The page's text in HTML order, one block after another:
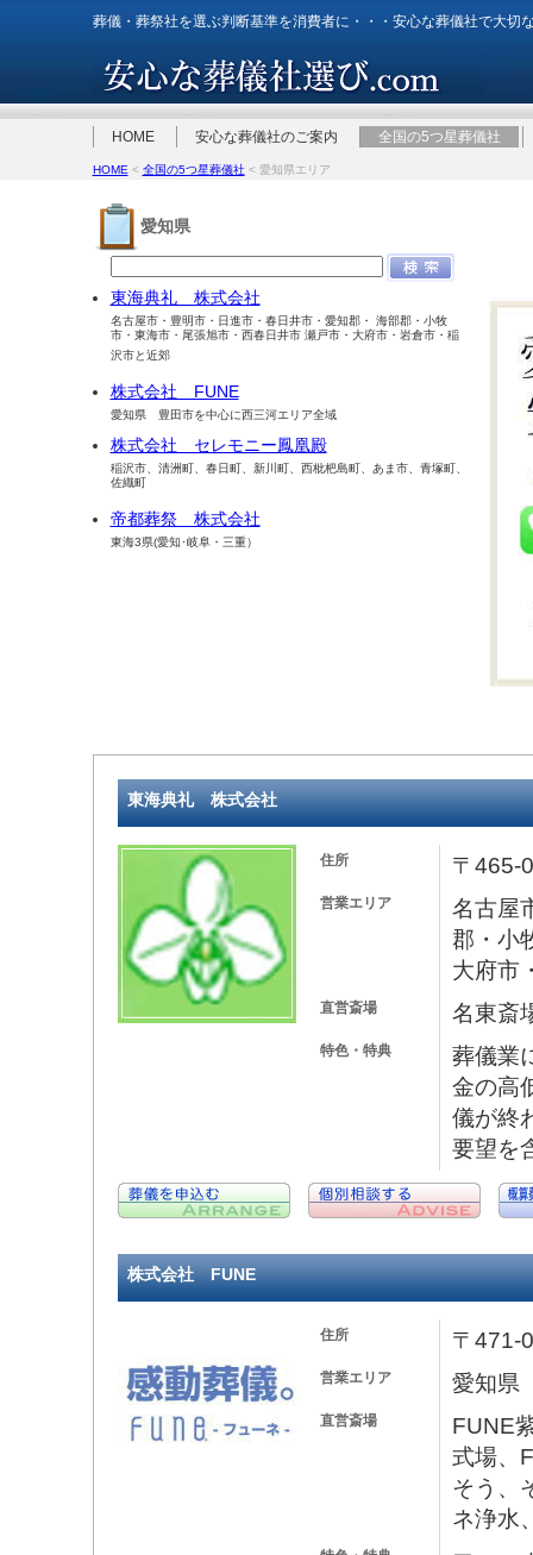
葬儀・葬祭社を選ぶ判断基準を消費者に・・・安心な葬儀社で大切
HOME 安心な葬儀社のご案内 全国の5つ星葬儀社
HOME < 全国の5つ星葬儀社< 愛知県エリア
愛知県
東海典礼 株式会社
名古屋市・豊明市・日進市・春日井市・愛知郡・ 海部郡・小牧
市・東海市・尾張旭市・西春日井市 瀬戸市・大府市・岩倉市・稲
沢市と近郊
株式会社 FUNE
愛知県 豊田市を中心に西三河エリア全域
株式会社 セレモニー鳳凰殿
稲沢市、清洲町、春日町、新川町、西枇杷島町、あま市、青塚町、
佐織町
帝都葬祭 株式会社
東海3県(愛知･岐阜・三重）
東海典礼 株式会社
住所 〒465-
営業エリア
名古屋
郡・小
大府市
直営斎場 名東斎
特色・特典
葬儀業
金の高
儀が終
要望を
株式会社 FUNE
住所 〒471-
営業エリア 愛知県
直営斎場
FUNE
式場、
そう、
ネ浄水